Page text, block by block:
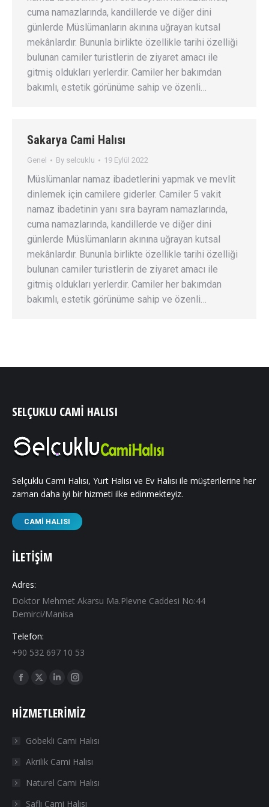
cuma namazlarında, kandillerde ve diğer dini
günlerde Müslümanların akınına uğrayan kutsal
mekânlardır. Bununla birlikte özellikle tarihi özelliği
bulunan camiler turistlerin de ziyaret amacı ile
gitmiş oldukları yerlerdir. Camiler her bakımdan
bakımlı, estetik görünüme sahip ve özenli…
Sakarya Cami Halısı
Genel By selcuklu 19 Eylül 2022
Müslümanlar namaz ibadetlerini yapmak ve mevlit
dinlemek için camilere giderler. Camiler 5 vakit
namaz ibadetinin yanı sıra bayram namazlarında,
cuma namazlarında, kandillerde ve diğer dini
günlerde Müslümanların akınına uğrayan kutsal
mekânlardır. Bununla birlikte özellikle tarihi özelliği
bulunan camiler turistlerin de ziyaret amacı ile
gitmiş oldukları yerlerdir. Camiler her bakımdan
bakımlı, estetik görünüme sahip ve özenli…
SELÇUKLU CAMI HALISI
Selçuklu Cami Halısı, Yurt Halısı ve Ev Halısı ile müşterilerine her
zaman daha iyi bir hizmeti ilke edinmekteyiz.
CAMI HALISI
İLETIŞIM
Adres:
Doktor Mehmet Akarsu Ma.Plevne Caddesi No:44
Demirci/Manisa
Telefon:
+90 532 697 10 53
Find us on:
Facebook
opens
new
window
X
opens
new
window
Linkedin
opens
new
window
Instagram
opens
new
window
HIZMETLERIMIZ
Göbekli Cami Halısı
Akrilik Cami Halısı
Naturel Cami Halısı
Saflı Cami Halısı